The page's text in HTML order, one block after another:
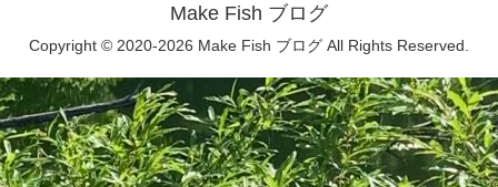
Make Fish ブログ
Copyright © 2020-2026 Make Fish ブログ All Rights Reserved.